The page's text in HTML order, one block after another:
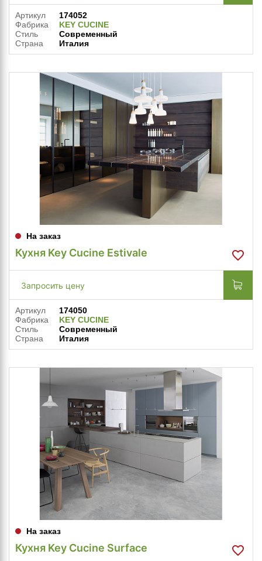
Артикул
174052
Фабрика
KEY CUCINE
Стиль
Современный
Страна
Италия
На заказ
Кухня Key Cucine Estivale
Запросить цену
Артикул
174050
Фабрика
KEY CUCINE
Стиль
Современный
Страна
Италия
На заказ
Кухня Key Cucine Surface